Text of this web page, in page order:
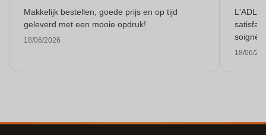
Makkelijk bestellen, goede prijs en op tijd
geleverd met een mooie opdruk!
18/06/2026
L'ADL
soigné
18/06/